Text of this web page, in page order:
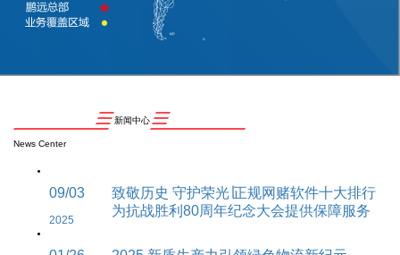
新闻中心
News Center
09/03
2025
致敬历史 守护荣光∣正规网赌软件十大排行
为抗战胜利80周年纪念大会提供保障服务